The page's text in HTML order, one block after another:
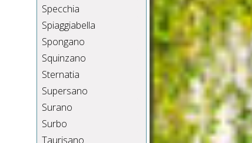
Specchia
Spiaggiabella
Spongano
Squinzano
Sternatia
Supersano
Surano
Surbo
Taurisano